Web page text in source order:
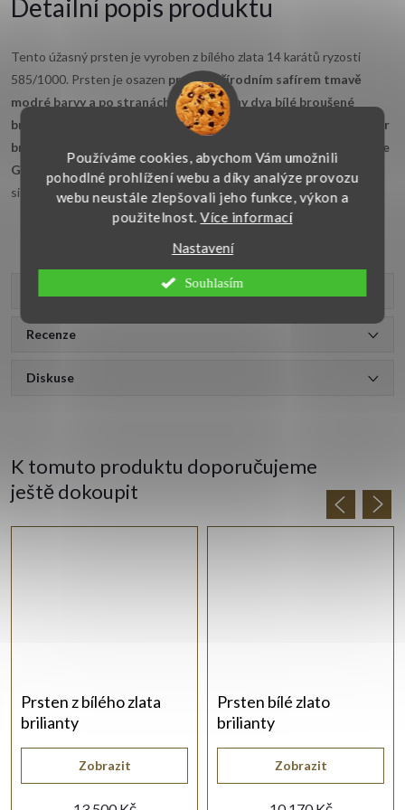
Používáme cookies, abychom Vám umožnili
pohodlné prohlížení webu a díky analýze provozu
webu neustále zlepšovali jeho funkce, výkon a
použitelnost.Více informací
Nastavení
Souhlasím
Detailní popis produktu
Tento úžasný prsten je vyroben z bílého zlata 14 karátů ryzosti
585/1000. Prsten je osazen pravým přírodním safírem tmavě
modré barvy a po stranách jsou vsazeny dva bílé broušené
brilianty. Průměr safíru je 3,10 mm a jeho váha je 0,15 ct. Průměr
briliantů je 2x2,00 mm a jejich váha je 0,064 ct. Barva briliantů je
G-H, brus VG, čistota SI.
Prsten v bílém zlatě
s přírodními kameny
si jistě zamilujete. Kvalitní česká výroba, doporučujeme.
Recenze
Diskuse
K tomuto produktu doporučujeme
ještě dokoupit
Prsten z bílého zlata
brilianty
Zobrazit
Prsten bílé zlato
brilianty
Zobrazit